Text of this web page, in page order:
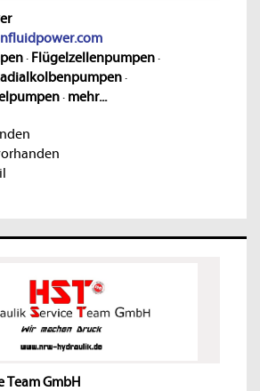
· Flügelzellenpumpen·
·
· mehr...
Team GmbH